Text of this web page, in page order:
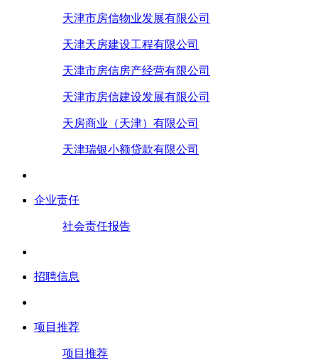
天津市房信物业发展有限公司
天津天房建设工程有限公司
天津市房信房产经营有限公司
天津市房信建设发展有限公司
天房商业（天津）有限公司
天津瑞银小额贷款有限公司
企业责任
社会责任报告
招聘信息
项目推荐
项目推荐